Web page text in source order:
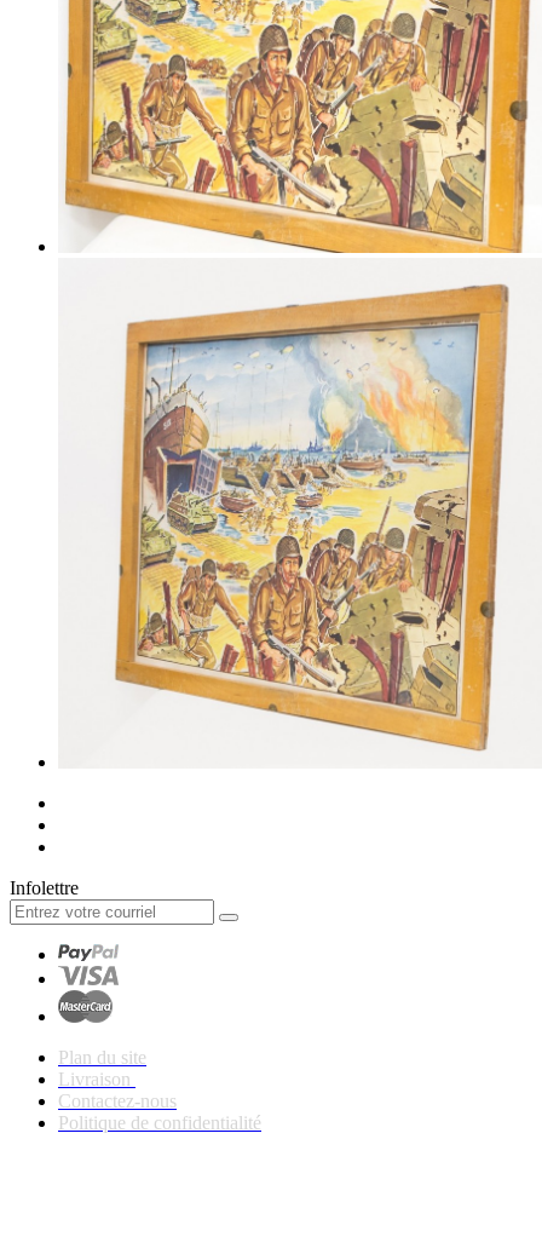
Infolettre
Plan du site
Livraison
Contactez-nous
Politique de confidentialité